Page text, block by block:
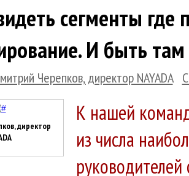
сегменты где
И быть там
Черепков, директор NAYADA
директор
К нашей
из числа
руководителей